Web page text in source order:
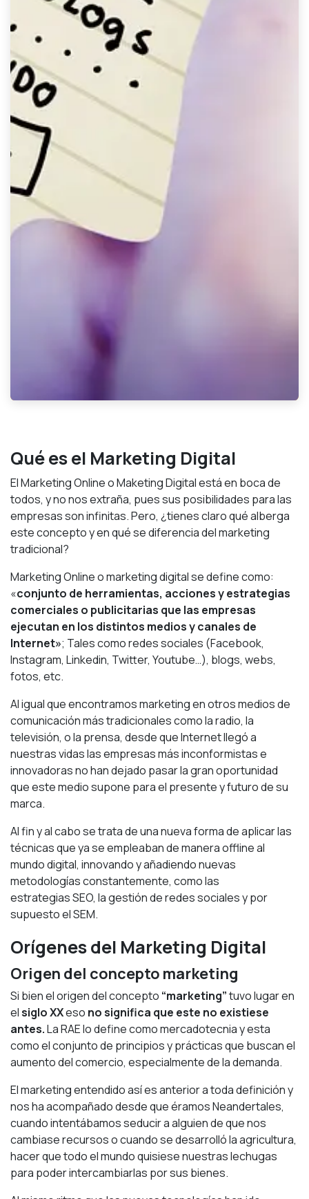
Qué es el Marketing Digital
El Marketing Online o Maketing Digital está en boca de
todos, y no nos extraña, pues sus posibilidades para las
empresas son infinitas. Pero, ¿tienes claro qué alberga
este concepto y en qué se diferencia del marketing
tradicional?
Marketing Online o marketing digital se define como:
«conjunto de herramientas, acciones y estrategias
comerciales o publicitarias que las empresas
ejecutan en los distintos medios y canales de
Internet»; Tales como redes sociales (Facebook,
Instagram, Linkedin, Twitter, Youtube…), blogs, webs,
fotos, etc.
Al igual que encontramos marketing en otros medios de
comunicación más tradicionales como la radio, la
televisión, o la prensa, desde que Internet llegó a
nuestras vidas las empresas más inconformistas e
innovadoras no han dejado pasar la gran oportunidad
que este medio supone para el presente y futuro de su
marca.
Al fin y al cabo se trata de una nueva forma de aplicar las
técnicas que ya se empleaban de manera offline al
mundo digital, innovando y añadiendo nuevas
metodologías constantemente, como las
estrategiasSEO, la gestión de redes sociales y por
supuesto elSEM.
Orígenes del Marketing Digital
Origen del concepto marketing
Si bien el origen del concepto “marketing”tuvo lugar en
elsiglo XXeso no significa que este no existiese
antes.La RAE lo define como mercadotecnia y esta
como el conjunto de principios y prácticas que buscan el
aumento del comercio, especialmente de la demanda.
El marketing entendido así es anterior a toda definición y
nos ha acompañado desde que éramos Neandertales,
cuando intentábamos seducir a alguien de que nos
cambiase recursos o cuando se desarrolló la agricultura,
hacer que todo el mundo quisiese nuestras lechugas
para poder intercambiarlas por sus bienes.